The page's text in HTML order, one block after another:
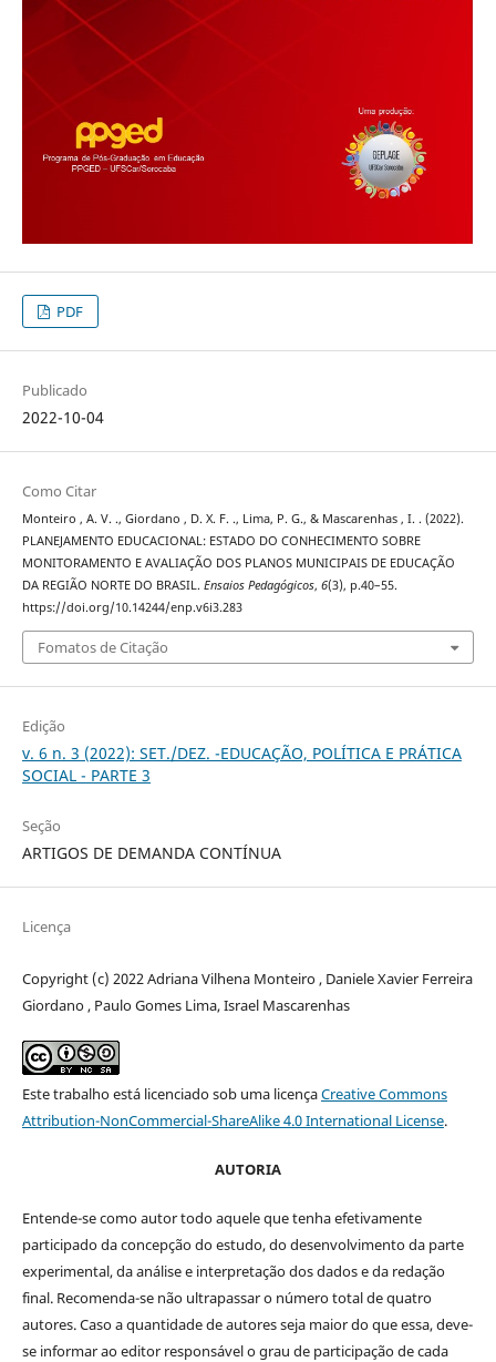
PDF
Publicado
2022-10-04
Como Citar
Monteiro , A. V. ., Giordano , D. X. F. ., Lima, P. G., & Mascarenhas , I. . (2022).
PLANEJAMENTO EDUCACIONAL: ESTADO DO CONHECIMENTO SOBRE
MONITORAMENTO E AVALIAÇÃO DOS PLANOS MUNICIPAIS DE EDUCAÇÃO
DA REGIÃO NORTE DO BRASIL. Ensaios Pedagógicos, 6(3), p.40–55.
https://doi.org/10.14244/enp.v6i3.283
Fomatos de Citação
Edição
v. 6 n. 3 (2022): SET./DEZ. -EDUCAÇÃO, POLÍTICA E PRÁTICA
SOCIAL - PARTE 3
Seção
ARTIGOS DE DEMANDA CONTÍNUA
Licença
Copyright (c) 2022 Adriana Vilhena Monteiro , Daniele Xavier Ferreira
Giordano , Paulo Gomes Lima, Israel Mascarenhas
Este trabalho está licenciado sob uma licençaCreative Commons
Attribution-NonCommercial-ShareAlike 4.0 International License.
AUTORIA
Entende-se como autor todo aquele que tenha efetivamente
participado da concepção do estudo, do desenvolvimento da parte
experimental, da análise e interpretação dos dados e da redação
final. Recomenda-se não ultrapassar o número total de quatro
autores. Caso a quantidade de autores seja maior do que essa, deve-
se informar ao editor responsável o grau de participação de cada